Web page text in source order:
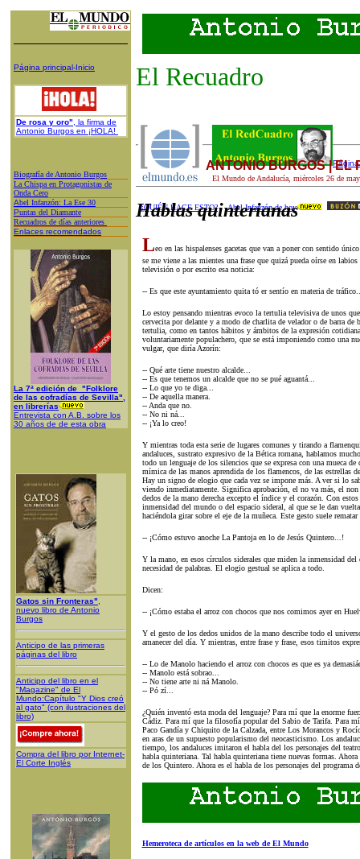
Página principal-Inicio
De rosa y oro" , la firma de
Antonio Burgos en ¡HOLA!
Biografía de Antonio Burgos
La Chispa en Protagonistas de
Onda Cero
Abel Infanzón: La Ese 30
Puntas del Diamante
Recuadros de días anteriores
Enlaces recomendados
La 7ª edición de "Folklore
de las cofradías de Sevilla",
en librerías
Entrevista con A.B. sobre los
30 años de de esta obra
Gatos sin Fronteras"
nuevo libro de Antonio
Burgos
Anticipo de las primeras
páginas del libro
Anticipo del libro en el
"Magazine" de El
Mundo:Capítulo "Y Dios creó
al gato" (con ilustraciones del
libro)
Compra del libro por Internet-
El Corte Inglés
El Recuadro
El Mundo de Andalucía, miércoles 26 de
¿QUIÉN HACE ESTO? Abel Infanzón de hoy
ANTONIO BURGOS | EL
Hablas quinterianas
Leo en las hispalenses gacetas que van a poner con sentido
se me viene a las mientes una frase que quizá pueda oírse en
televisión o por escrito esa noticia:
-- Es que este ayuntamiento quita tó er sentío en materia de
Lo estoy pensando mientras evoco la tertulia televisiva de unos
cervecita por delante y a modo de charlita de velador o de barra de
tertulia, como en tantos hábitos y ámbitos de la expresión
voluntariamente populachero, que se está imponiendo como una
vulgar, que diría Azorín:
-- Qué arte tiene nuestro alcalde...
-- Es que tenemos un alcalde que no se pué aguantá...
-- Lo que yo te diga...
-- De aquella manera.
-- Anda que no.
-- No ni ná...
-- ¡Ya lo creo!
Y mientras toda esta serie de lugares comunes y tirando a
andaluces, sustrato expresivo de la Bética romana, hablamos
todo un lenguaje de los silencios que se expresa con una mueca de
mímica de las manos aprendida de los flamencos, de las estrellas
Hay un signo de elogio que cada vez se impone más. A ver si lo
viendo inmediatamente. Significa aprobación, el no va más, el
dedos de la mano derecha excepto el índice y el corazón. Con estos
inmensidad del mundo o del espacio sideral, al que se le dan
haciéndola girar sobre el eje de la muñeca. Este gesto suele
-- ¡Cómo estuvo anoche La Pantoja en lo de Jesús Quintero...!
Y la mano, en esos círculos siderales que miden la inmensidad
necesidad de palabras. El elogio gestual se aplica a todo.
Dicen:
-- ¡Cómo estaba el arroz con chocos que nos comimos ayer en
Y el gesto de los dedos unidos de la mano describe todo el
amanecer del día. Y mientras, entre frase y frase, esos timitos
-- Lo de Manolo haciendo el arroz con chocos es que es ya
-- Manolo está sobrao...
-- No tiene arte ni ná Manolo.
-- Pó zí...
¿Quién inventó esta moda del lenguaje? Para mí que la enorme
Cádiz. Para mí que la filosofía popular del Sabio de Tarifa. Para
Paco Gandía y Chiquito de la Calzada, entre Los Morancos y
en aras de un supuesto popularismo del neocasticismo. Los
tiempo, los andaluces imitaron el habla del los personajes del
habla quinteriana. Tal habla quinteriana tiene nuevas formas.
de los Quintero. Ahora es el habla de los personajes del programa
Hemeroteca de artículos en la web de El Mundo